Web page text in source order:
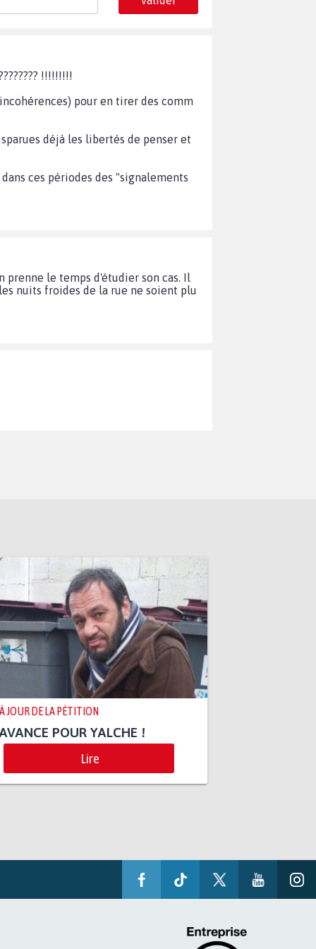
!!!!!!!!!
pour en tirer des comm
déjà les libertés de penser et
ces périodes des "signalements
prenne le temps d'étudier son cas. Il
nuits froides de la rue ne soient plu
JOUR DE LA PÉTITION
POUR YALCHE !
Lire